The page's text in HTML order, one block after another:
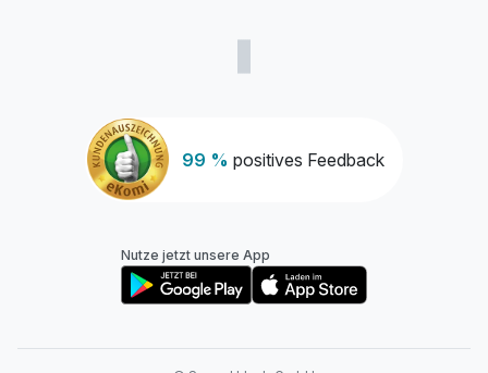
99 % positives Feedback
Nutze jetzt unsere App